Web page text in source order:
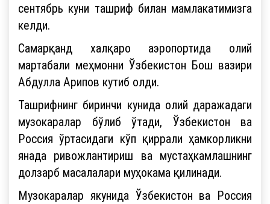
сентябрь куни ташриф билан мамлакатимизга
келди.
Самарқанд халқаро аэропортида олий
мартабали меҳмонни Ўзбекистон Бош вазири
Абдулла Арипов кутиб олди.
Ташрифнинг биринчи кунида олий даражадаги
музокаралар бўлиб ўтади, Ўзбекистон ва
Россия ўртасидаги кўп қиррали ҳамкорликни
янада ривожлантириш ва мустаҳкамлашнинг
долзарб масалалари муҳокама қилинади.
Музокаралар якунида Ўзбекистон ва Россия